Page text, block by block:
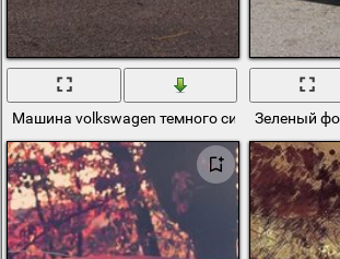
Машина volkswagen темного синего цвета
Зеленый